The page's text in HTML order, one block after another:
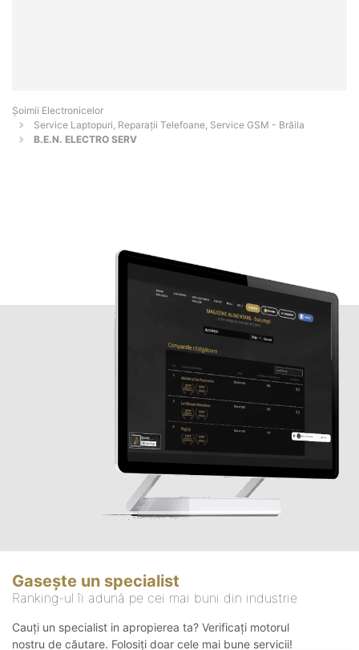
Șoimii Electronicelor
Service Laptopuri, Reparații Telefoane, Service GSM - Brăila
B.E.N. ELECTRO SERV
Gasește un specialist
Ranking-ul îi adună pe cei mai buni din industrie
Cauți un specialist in apropierea ta? Verificați motorul
nostru de căutare. Folosiți doar cele mai bune servicii!